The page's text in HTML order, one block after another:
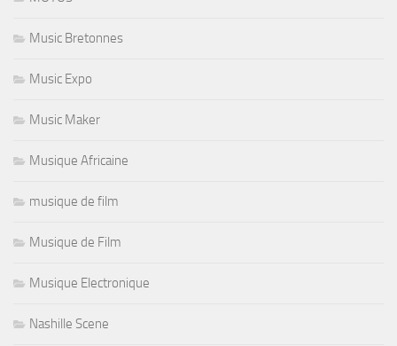
Music Bretonnes
Music Expo
Music Maker
Musique Africaine
musique de film
Musique de Film
Musique Electronique
Nashille Scene